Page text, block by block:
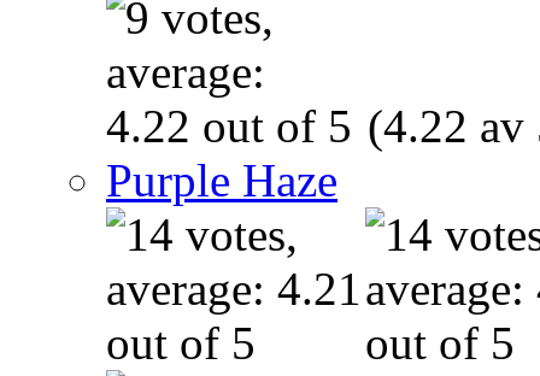
(4.22 av
Purple Haze